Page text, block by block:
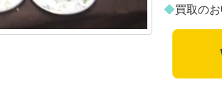
◆買取の